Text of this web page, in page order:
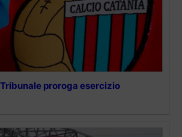
proroga esercizio